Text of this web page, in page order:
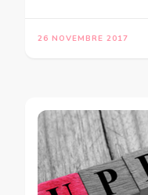
26 NOVEMBRE 2017